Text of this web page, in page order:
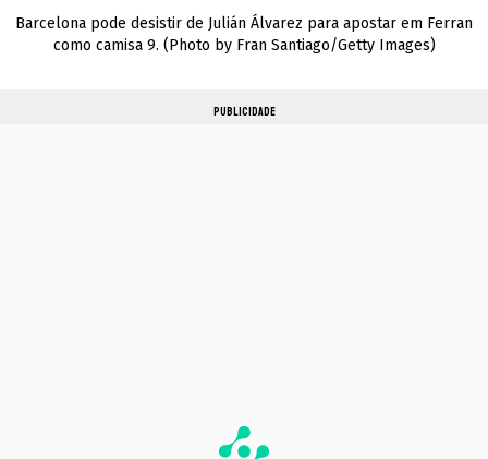
Barcelona pode desistir de Julián Álvarez para apostar em Ferran
como camisa 9. (Photo by Fran Santiago/Getty Images)
PUBLICIDADE